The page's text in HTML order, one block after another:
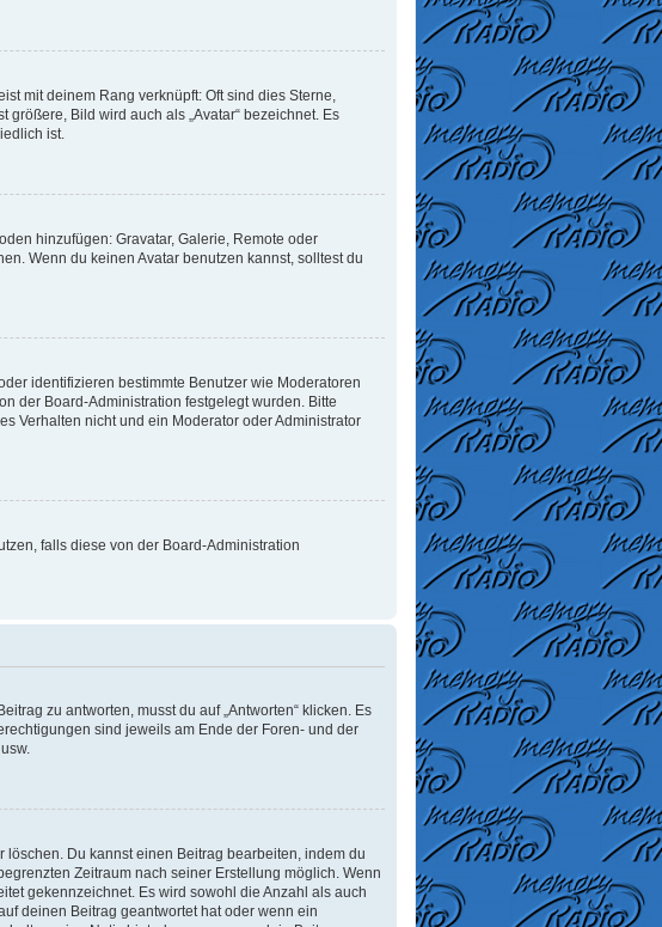
mit deinem Rang verknüpft: Oft sind dies Sterne,
Bild wird auch als „Avatar“ bezeichnet. Es
ist.
hinzufügen: Gravatar, Galerie, Remote oder
Wenn du keinen Avatar benutzen kannst, solltest du
identifizieren bestimmte Benutzer wie Moderatoren
der Board-Administration festgelegt wurden. Bitte
Verhalten nicht und ein Moderator oder Administrator
falls diese von der Board-Administration
zu antworten, musst du auf „Antworten“ klicken. Es
sind jeweils am Ende der Foren- und der
Du kannst einen Beitrag bearbeiten, indem du
Zeitraum nach seiner Erstellung möglich. Wenn
gekennzeichnet. Es wird sowohl die Anzahl als auch
deinen Beitrag geantwortet hat oder wenn ein